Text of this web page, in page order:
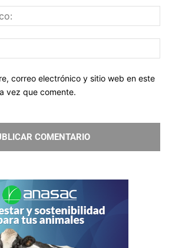
correo electrónico y sitio web en este
vez que comente.